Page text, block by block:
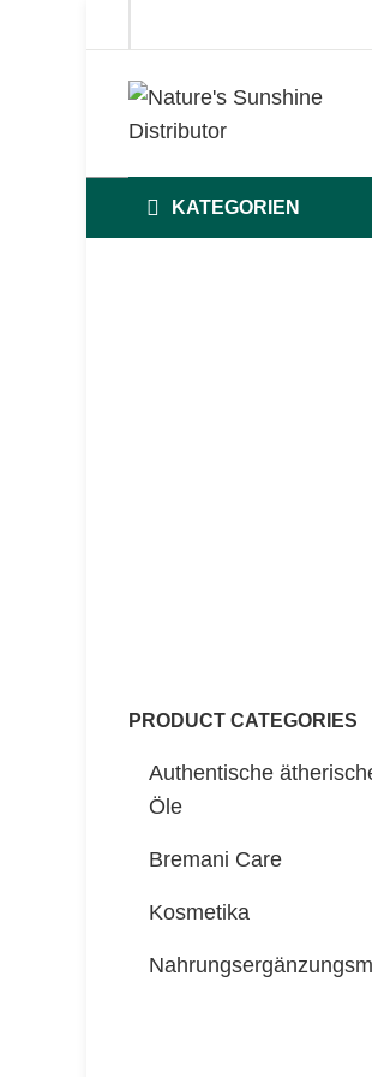
KATEGORIEN
PRODUCT CATEGORIES
Authentische
Öle
Bremani Care
Kosmetika